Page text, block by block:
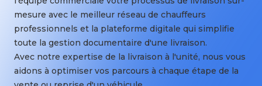
mesure avec le meilleur réseau de chauffeurs
professionnels et la plateforme digitale qui simplifie
toute la gestion documentaire d'une livraison.
Avec notre expertise de la livraison à l'unité, nous vous
aidons à optimiser vos parcours à chaque étape de la